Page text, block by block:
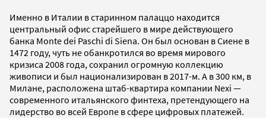
Именно в Италии в старинном палаццо находится
центральный офис старейшего в мире действующего
банка Monte dei Paschi di Siena. Он был основан в Сиене в
1472 году, чуть не обанкротился во время мирового
кризиса 2008 года, сохранил огромную коллекцию
живописи и был национализирован в 2017-м. А в 300 км, в
Милане, расположена штаб-квартира компании Nexi —
современного итальянского финтеха, претендующего на
лидерство во всей Европе в сфере цифровых платежей.